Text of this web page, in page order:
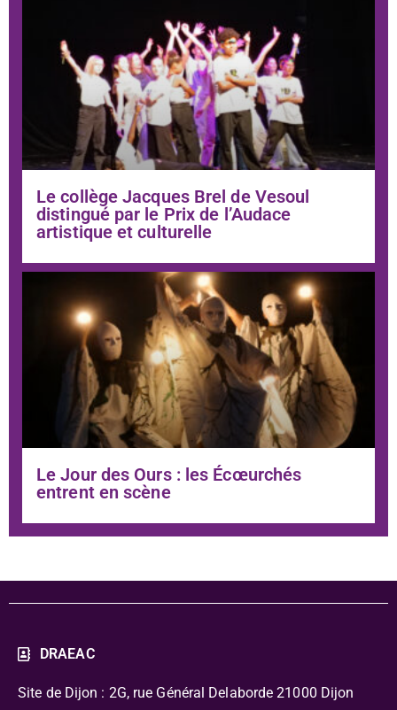
Le collège Jacques Brel de Vesoul
distingué par le Prix de l’Audace
artistique et culturelle
Le Jour des Ours : les Écœurchés
entrent en scène
DRAEAC
Site de Dijon : 2G, rue Général Delaborde 21000 Dijon